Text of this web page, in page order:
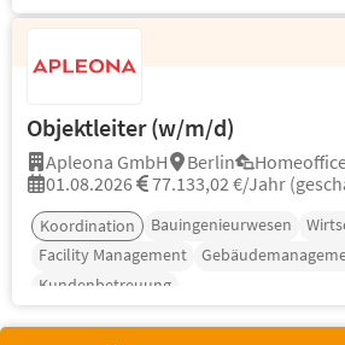
Objektleiter (w/m/d)
Apleona GmbH Berlin
01.08.2026
77.133,02 €/Jahr
Koordination Bauingenieurwesen
Facility Management
Kundenbetreuung